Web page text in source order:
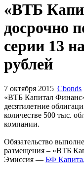
«ВТБ
досрочно
серии 13
рублей
7 октября 2015 Cbonds
«ВТБ Капитал
десятилетние
количестве 500 тыс.
компании.
Обязательство
размещения – «ВТБ
Эмиссия — БФ